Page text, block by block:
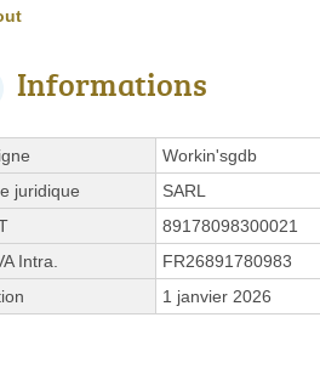
Informations
Workin'sgdb
juridique
SARL
89178098300021
Intra.
FR26891780983
1 janvier 2026